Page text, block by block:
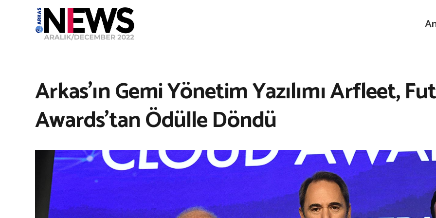
Arkas’ın Gemi Yönetim Yazılımı Arfleet,
Awards’tan Ödülle Döndü